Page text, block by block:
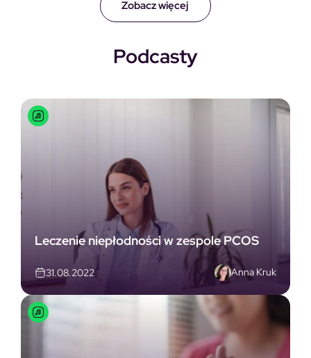
Zobacz więcej
Podcasty
Leczenie niepłodności w zespole PCOS
31.08.2022 Anna Kruk